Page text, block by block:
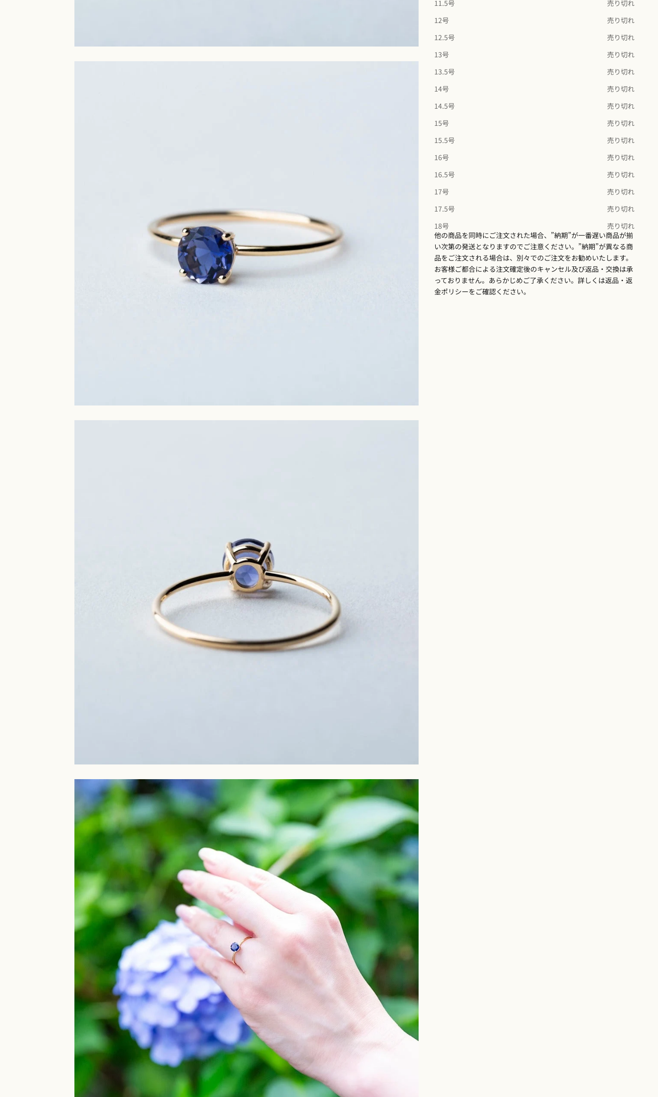
11.5号
売り切れ
12号
売り切れ
12.5号
売り切れ
13号
売り切れ
13.5号
売り切れ
14号
売り切れ
14.5号
売り切れ
15号
売り切れ
15.5号
売り切れ
16号
売り切れ
16.5号
売り切れ
17号
売り切れ
17.5号
売り切れ
18号
売り切れ
・top約5.0mm 腕幅約1.0mm
・素材：
［地金］K10 イエローゴールド
［石］アイオライト
※石の品質につきましては商品画像と同程度のものを使用して作
・カラット：アイオライト約0.4ct
・サイズ：7-18号
・上記サイズの範囲内で±2号サイズ直し可能。（有料）
ございます。ご了承ください。
AFFINITYシリーズはすべて、オーダーを承ってから製作するた
め、お届けまでに６週間程度お時間をいただいております。後
【配送と返品交換について】
他の商品を同時にご注文された場合、”納期”が一番遅い商品が揃
い次第の発送となりますのでご注意ください。”納期”が異なる商
品をご注文される場合は、別々でのご注文をお勧めいたします。
お客様ご都合による注文確定後のキャンセル及び返品・交換は承
っておりません。あらかじめご了承ください。詳しくは返品・返
金ポリシーをご確認ください。